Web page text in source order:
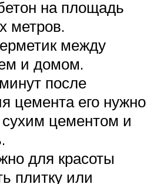
на площадь
метров.
между
и домом.
после
цемента его нужно
цементом и
для красоты
плитку или